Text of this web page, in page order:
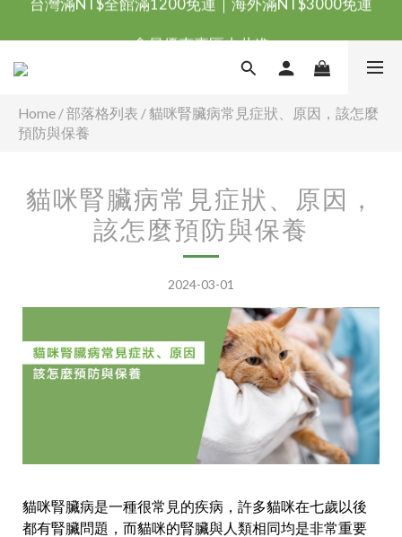
台灣滿NT$全館滿1200免運｜海外滿NT$3000免運
台灣滿NT$全館滿1200免運｜海外滿NT$3000免運
Home /部落格列表 /貓咪腎臟病常見症狀、原因，該怎麼
預防與保養
貓咪腎臟病常見症狀、原因，
該怎麼預防與保養
2024-03-01
貓咪腎臟病是一種很常見的疾病，許多貓咪在七歲以後
都有腎臟問題，而貓咪的腎臟與人類相同均是非常重要